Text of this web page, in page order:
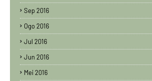
Sep 2016
Ogo 2016
Jul 2016
Jun 2016
Mei 2016